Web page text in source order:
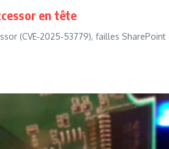
en tête
(CVE‑2025‑53779), failles